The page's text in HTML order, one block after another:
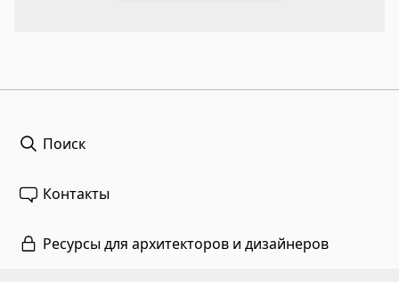
Поиск
Контакты
Ресурсы для архитекторов и дизайнеров